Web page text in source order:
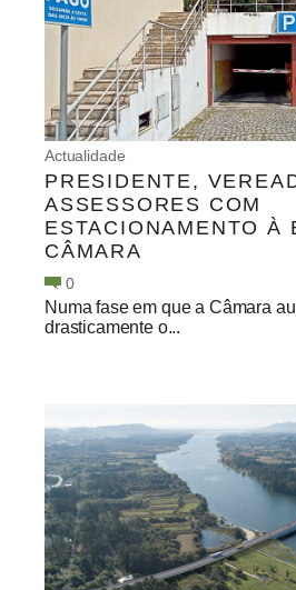
Actualidade
PRESIDENTE,
ASSESSORES COM
ESTACIONAMENTO À
CÂMARA
0
Numa fase em que a Câmara
drasticamente o...